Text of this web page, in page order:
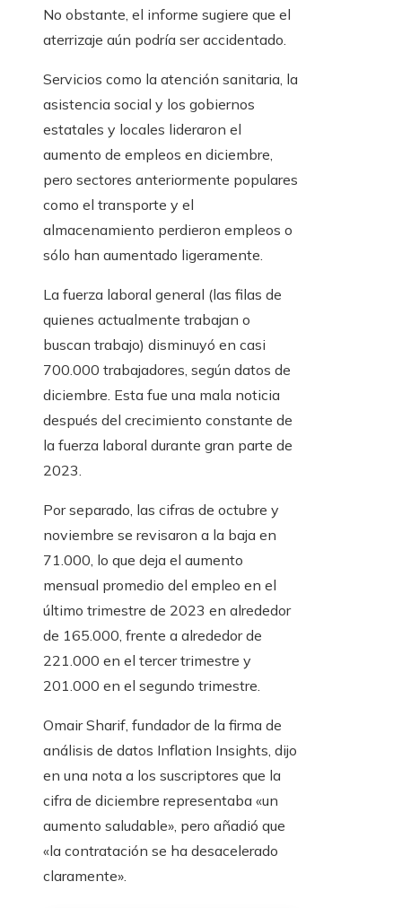
No obstante, el informe sugiere que el
aterrizaje aún podría ser accidentado.
Servicios como la atención sanitaria, la
asistencia social y los gobiernos
estatales y locales lideraron el
aumento de empleos en diciembre,
pero sectores anteriormente populares
como el transporte y el
almacenamiento perdieron empleos o
sólo han aumentado ligeramente.
La fuerza laboral general (las filas de
quienes actualmente trabajan o
buscan trabajo) disminuyó en casi
700.000 trabajadores, según datos de
diciembre. Esta fue una mala noticia
después del crecimiento constante de
la fuerza laboral durante gran parte de
2023.
Por separado, las cifras de octubre y
noviembre se revisaron a la baja en
71.000, lo que deja el aumento
mensual promedio del empleo en el
último trimestre de 2023 en alrededor
de 165.000, frente a alrededor de
221.000 en el tercer trimestre y
201.000 en el segundo trimestre.
Omair Sharif, fundador de la firma de
análisis de datos Inflation Insights, dijo
en una nota a los suscriptores que la
cifra de diciembre representaba «un
aumento saludable», pero añadió que
«la contratación se ha desacelerado
claramente».